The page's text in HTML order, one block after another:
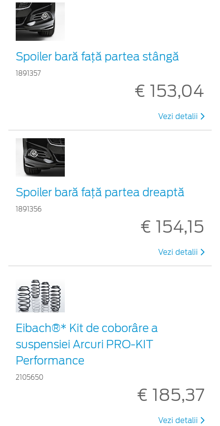
Spoiler bară față partea stângă
1891357
€ 153,04
Vezi detalii
Spoiler bară față partea dreaptă
1891356
€ 154,15
Vezi detalii
Eibach®* Kit de coborâre a
suspensiei Arcuri PRO-KIT
Performance
2105650
€ 185,37
Vezi detalii